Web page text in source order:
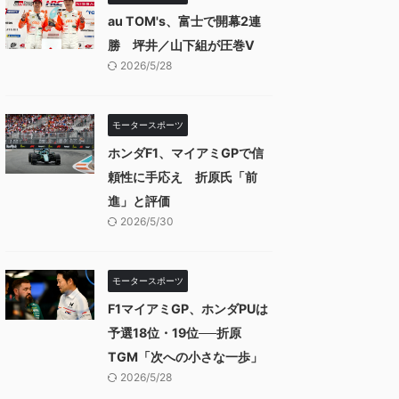
au TOM's、富士で開幕2連
勝 坪井／山下組が圧巻V
2026/5/28
モータースポーツ
ホンダF1、マイアミGPで信
頼性に手応え 折原氏「前
進」と評価
2026/5/30
モータースポーツ
F1マイアミGP、ホンダPUは
予選18位・19位──折原
TGM「次への小さな一歩」
2026/5/28